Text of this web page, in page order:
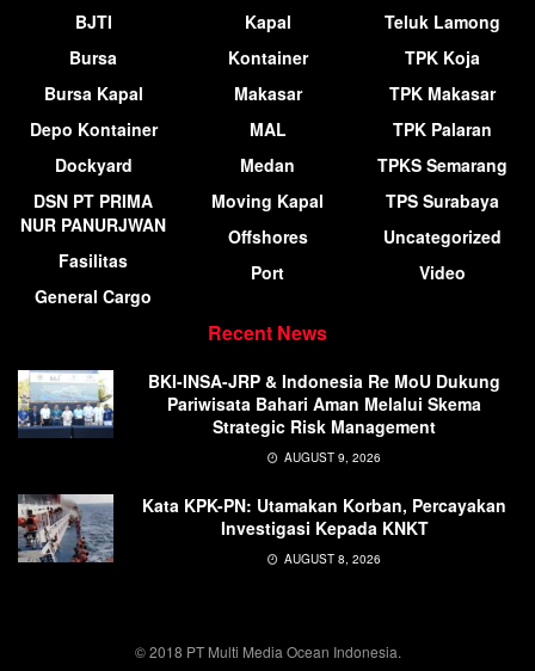
BJTI
Bursa
Bursa Kapal
Depo Kontainer
Dockyard
DSN PT PRIMA
NUR PANURJWAN
Fasilitas
General Cargo
Kapal
Kontainer
Makasar
MAL
Medan
Moving Kapal
Offshores
Port
Teluk Lamong
TPK Koja
TPK Makasar
TPK Palaran
TPKS Semarang
TPS Surabaya
Uncategorized
Video
Recent News
BKI-INSA-JRP & Indonesia Re MoU Dukung
Pariwisata Bahari Aman Melalui Skema
Strategic Risk Management
AUGUST 9, 2026
Kata KPK-PN: Utamakan Korban, Percayakan
Investigasi Kepada KNKT
AUGUST 8, 2026
© 2018 PT Multi Media Ocean Indonesia.